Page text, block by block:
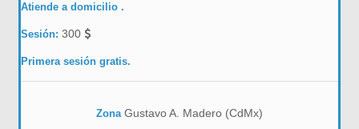
Atiende a domicilio .
Sesión:300
Primera sesión gratis.
Zona Gustavo A. Madero (CdMx)